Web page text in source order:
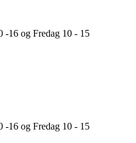
-16 og Fredag 10 - 15
-16 og Fredag 10 - 15